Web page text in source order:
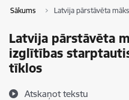
Sākums Latvija pārstāvēta
Latvija pārstāvēta
izglītības
tīklos
Atskaņot tekstu